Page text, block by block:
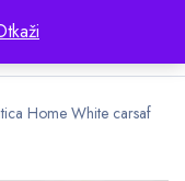
Home White carsaf